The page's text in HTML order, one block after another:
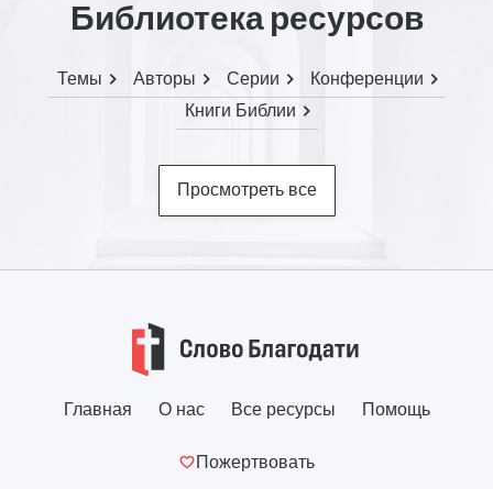
Библиотека ресурсов
Темы Авторы Серии
Конференции
Книги Библии
Просмотреть все
Главная О нас Все ресурсы Помощь
Пожертвовать